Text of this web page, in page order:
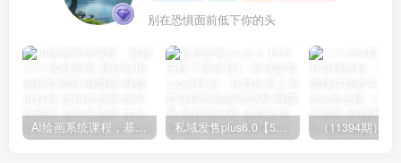
别在恐惧面前低下你的头
AI绘画系统课程，基础入门-实战案例-商业应用 私域发售plus6.0【5月份线下课录音】/全域套装sop流程包，社群发售工具套装模型